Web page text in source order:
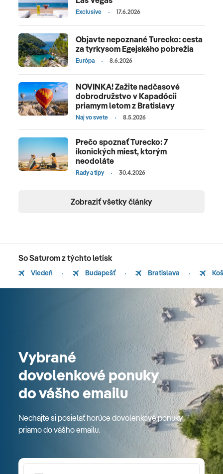
Exclusive 17.6.2026
Objavte nepoznané Turecko: cesta
za tyrkysom Egejského pobrežia
Európa 8.6.2026
NOVINKA! Zažite nadčasové
dobrodružstvo v Kapadócii
priamym letom z Bratislavy
Naj vo svete 8.5.2026
Prečo spoznať Turecko: 7
ikonických miest, ktorým
neodoláte
Rady a tipy 30.4.2026
Zobraziť všetky články
So Saturom z týchto letísk
Viedeň Budapešť Bratislava
Vybrané
dovolenkové ponuky
do vášho emailu
Nechajte si posielať horúce dovolenkové ponuky
priamo do vášho emailu.